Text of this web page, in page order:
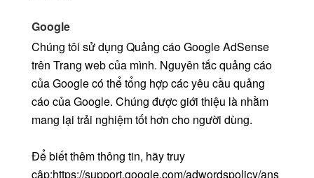
Google
Chúng tôi sử dụng Quảng cáo Google AdSense
trên Trang web của mình. Nguyên tắc quảng cáo
của Google có thể tổng hợp các yêu cầu quảng
cáo của Google. Chúng được giới thiệu là nhằm
mang lại trải nghiệm tốt hơn cho người dùng.
Để biết thêm thông tin, hãy truy
cập:https://support.google.com/adwordspolicy/ans